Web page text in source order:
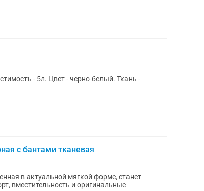
- 5л. Цвет - черно-белый. Ткань -
с бантами тканевая
в актуальной мягкой форме, станет
вместительность и оригинальные